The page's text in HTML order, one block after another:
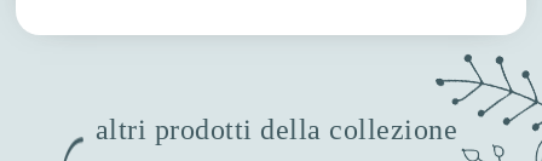
altri prodotti della collezione